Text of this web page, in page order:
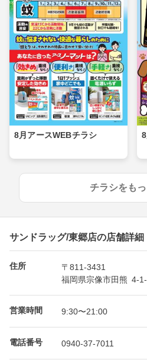
8月アースWEBチラシ
チラシをも
サンドラッグ/東郷店の店舗詳細
住所
〒811-3431
福岡県宗像市田熊 4-
営業時間 9:30〜21:00
電話番号 0940-37-7011